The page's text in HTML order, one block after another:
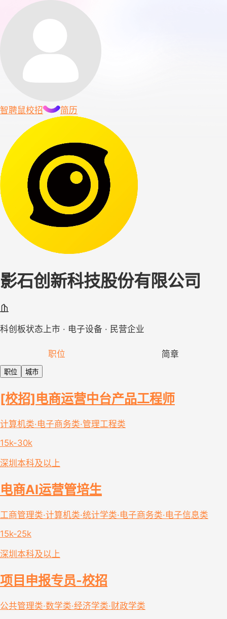
智聘鼠校招 简历
影石创新科技股份有限公司
科创板状态上市 · 电子设备 · 民营企业
职位 简章
职位 城市
[校招]电商运营中台产品工程师
计算机类·电子商务类·管理工程类
15k-30k
深圳 本科及以上
电商AI运营管培生
工商管理类·计算机类·统计学类·电子商务类·电子信息类
15k-25k
深圳 本科及以上
项目申报专员-校招
公共管理类·数学类·经济学类·财政学类